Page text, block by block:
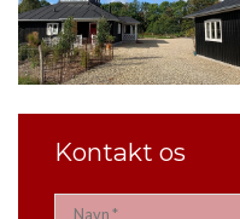
Kontakt os